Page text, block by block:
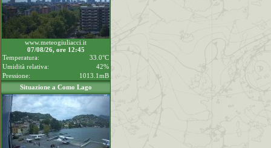
www.meteogiuliacci.it
07/08/26, ore 12:45
Temperatura:
33.0°C
Umidità relativa:
42%
Pressione:
1013.1mB
Situazione a Como Lago